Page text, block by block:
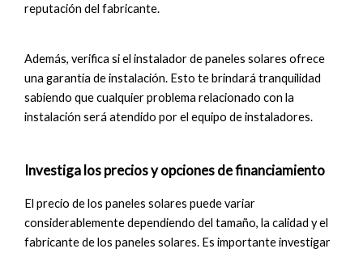
reputación del fabricante.
Además, verifica si el instalador de paneles solares ofrece
una garantía de instalación. Esto te brindará tranquilidad
sabiendo que cualquier problema relacionado con la
instalación será atendido por el equipo de instaladores.
Investiga los precios y opciones de financiamiento
El precio de los paneles solares puede variar
considerablemente dependiendo del tamaño, la calidad y el
fabricante de los paneles solares. Es importante investigar